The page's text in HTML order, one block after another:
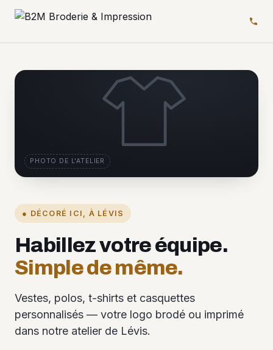
● DÉCORÉ ICI, À LÉVIS
Habillez votre équipe.
Simple de même.
Vestes, polos, t-shirts et casquettes
personnalisés — votre logo brodé ou imprimé
dans notre atelier de Lévis.
PHOTO DE L'ATELIER